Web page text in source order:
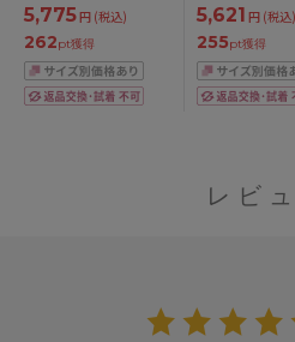
5,775円 (税込)
262pt獲得
5,621 円 (税込)
255pt獲得
レビ